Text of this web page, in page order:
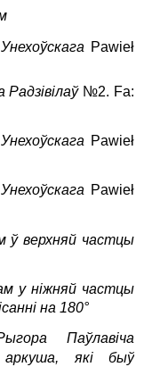
Pawieł
Радзівілаў №2. Fa:
Pawieł
Pawieł
ў верхняй частцы
у ніжняй частцы
на 180°
Паўлавіча
які быў